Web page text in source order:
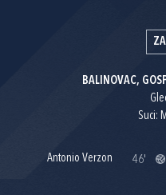
BALINOVAC,
Suci:
Antonio Verzon 46'